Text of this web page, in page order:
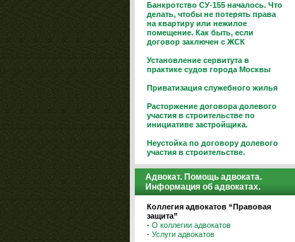
Банкротство СУ-155 началось. Что
делать, чтобы не потерять права
на квартиру или нежилое
помещение. Как быть, если
договор заключен с ЖСК
Установление сервитута в
практике судов города Москвы
Приватизация служебного жилья
Расторжение договора долевого
участия в строительстве по
инициативе застройщика.
Неустойка по договору долевого
участия в строительстве.
Адвокат. Помощь адвоката.
Информация об адвокатах.
Коллегия адвокатов “Правовая
защита”
- О коллегии адвокатов
- Услуги адвокатов